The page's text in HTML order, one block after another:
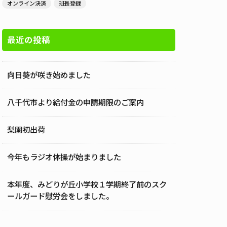
オンライン決済
班長登録
最近の投稿
向日葵が咲き始めました
八千代市より給付金の申請期限のご案内
梨園初出荷
今年もラジオ体操が始まりました
本年度、みどりが丘小学校１学期終了前のスク
ールガード慰労会をしました。